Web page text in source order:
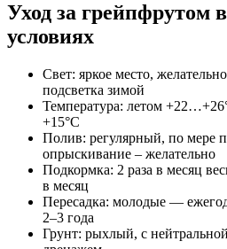
Уход за грейпфрутом
условиях
Свет: яркое место,
подсветка зимой
Температура: летом
+15°C
Полив: регулярный, по мере
опрыскивание – желательно
Подкормка: 2 раза в месяц
в месяц
Пересадка: молодые —
2–3 года
Грунт: рыхлый, с